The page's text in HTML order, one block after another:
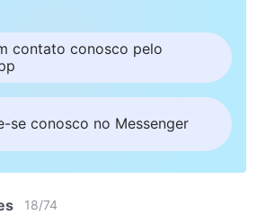
contato conosco pelo
se conosco no Messenger
18/74